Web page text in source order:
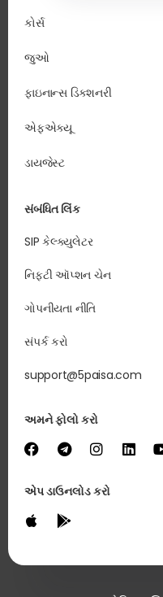
કોર્સ
જુઓ
ફાઇનાન્સ ડિક્શનરી
એફએક્યૂ
ડાયજેસ્ટ
સંબંધિત લિંક
SIP કેલ્ક્યુલેટર
નિફ્ટી ઑપ્શન ચેન
ગોપનીયતા નીતિ
સંપર્ક કરો
support@5paisa.com
અમને ફોલો કરો
એપ ડાઉનલોડ કરો